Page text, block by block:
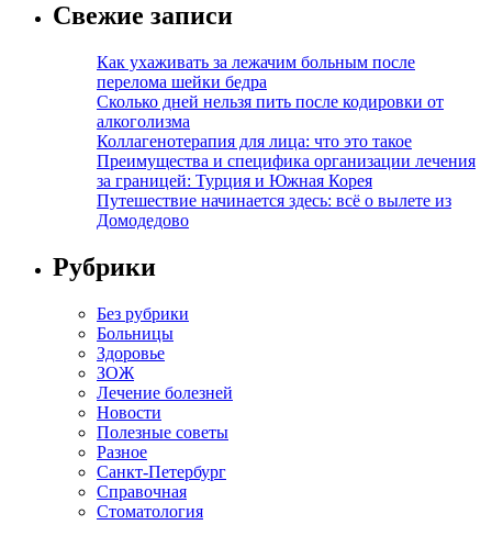
Свежие записи
Как ухаживать за лежачим больным после
перелома шейки бедра
Сколько дней нельзя пить после кодировки от
алкоголизма
Коллагенотерапия для лица: что это такое
Преимущества и специфика организации лечения
за границей: Турция и Южная Корея
Путешествие начинается здесь: всё о вылете из
Домодедово
Рубрики
Без рубрики
Больницы
Здоровье
ЗОЖ
Лечение болезней
Новости
Полезные советы
Разное
Санкт-Петербург
Справочная
Стоматология